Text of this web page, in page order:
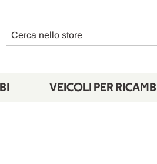
Cerca
VEICOLI PER RICAMBI